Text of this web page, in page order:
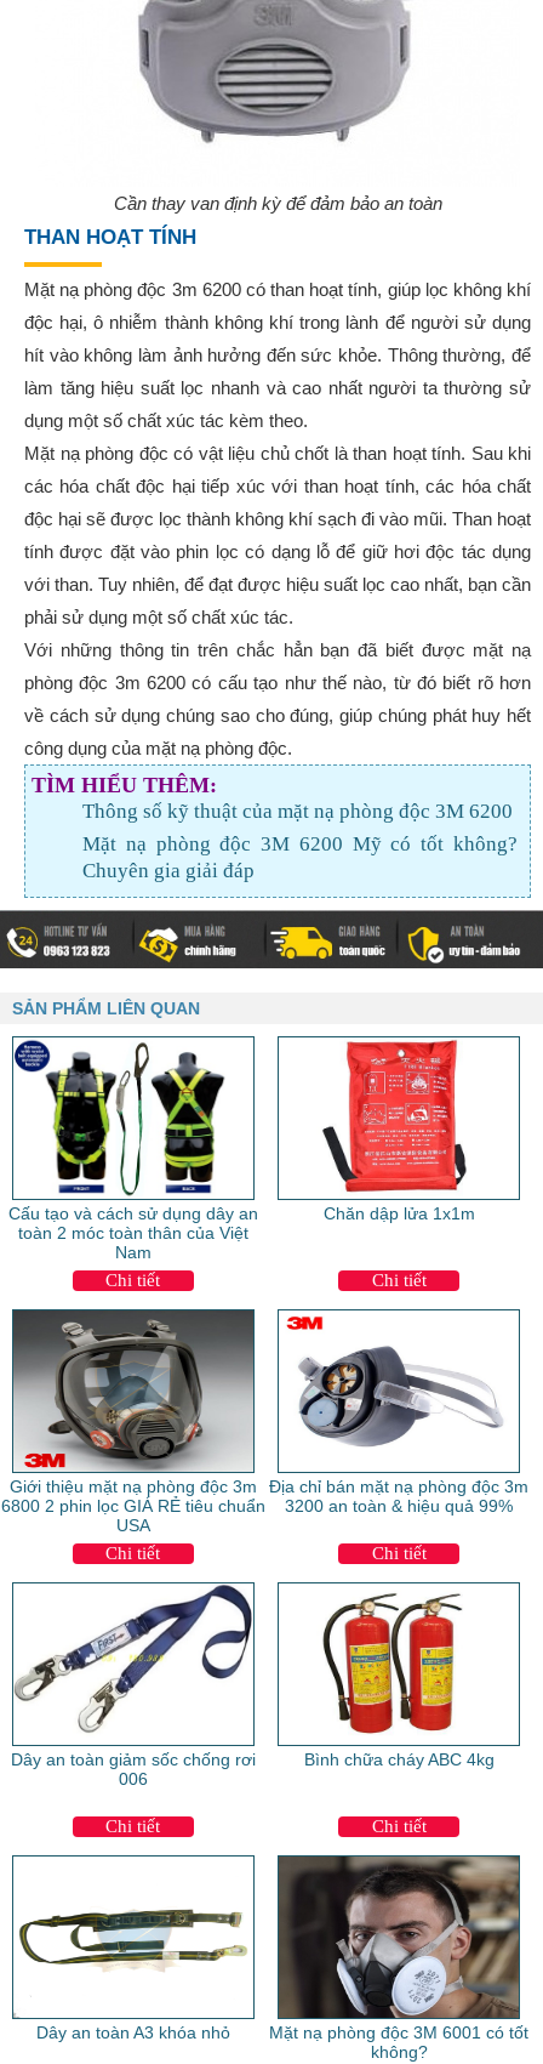
Cần thay van định kỳ để đảm bảo an toàn
THAN HOẠT TÍNH
Mặt nạ phòng độc 3m 6200 có than hoạt tính, giúp lọc không khí
độc hại, ô nhiễm thành không khí trong lành để người sử dụng
hít vào không làm ảnh hưởng đến sức khỏe. Thông thường, để
làm tăng hiệu suất lọc nhanh và cao nhất người ta thường sử
dụng một số chất xúc tác kèm theo.
Mặt nạ phòng độc có vật liệu chủ chốt là than hoạt tính. Sau khi
các hóa chất độc hại tiếp xúc với than hoạt tính, các hóa chất
độc hại sẽ được lọc thành không khí sạch đi vào mũi. Than hoạt
tính được đặt vào phin lọc có dạng lỗ để giữ hơi độc tác dụng
với than. Tuy nhiên, để đạt được hiệu suất lọc cao nhất, bạn cần
phải sử dụng một số chất xúc tác.
Với những thông tin trên chắc hẳn bạn đã biết được mặt nạ
phòng độc 3m 6200 có cấu tạo như thế nào, từ đó biết rõ hơn
về cách sử dụng chúng sao cho đúng, giúp chúng phát huy hết
công dụng của mặt nạ phòng độc.
TÌM HIỂU THÊM:
Thông số kỹ thuật của mặt nạ phòng độc 3M 6200
Mặt nạ phòng độc 3M 6200 Mỹ có tốt không?
Chuyên gia giải đáp
SẢN PHẨM LIÊN QUAN
Cấu tạo và cách sử dụng dây an
toàn 2 móc toàn thân của Việt
Nam
Chi tiết
Chăn dập lửa 1x1m
Chi tiết
Giới thiệu mặt nạ phòng độc 3m
6800 2 phin lọc GIÁ RẺ tiêu chuẩn
USA
Chi tiết
Địa chỉ bán mặt nạ phòng độc 3m
3200 an toàn & hiệu quả 99%
Chi tiết
Dây an toàn giảm sốc chống rơi
006
Chi tiết
Bình chữa cháy ABC 4kg
Chi tiết
Dây an toàn A3 khóa nhỏ
Mặt nạ phòng độc 3M 6001 có tốt
không?